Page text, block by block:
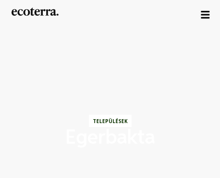
TELEPÜLÉSEK